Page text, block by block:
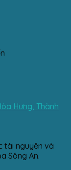
Hưng, Thành
tài nguyên và
Sông An.